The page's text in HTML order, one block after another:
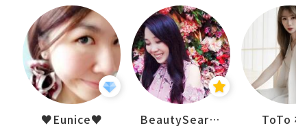
♥Eunice♥ BeautySearch ToTo